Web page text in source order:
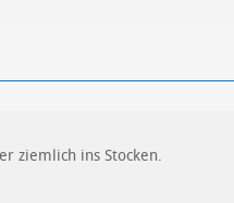
ziemlich ins Stocken.